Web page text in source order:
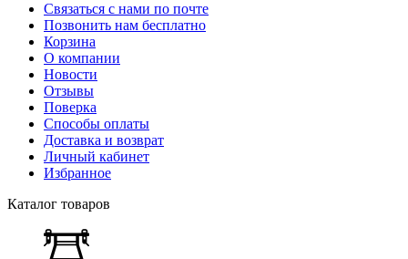
Связаться с нами по почте
Позвонить нам бесплатно
Корзина
О компании
Новости
Отзывы
Поверка
Способы оплаты
Доставка и возврат
Личный кабинет
Избранное
Каталог товаров